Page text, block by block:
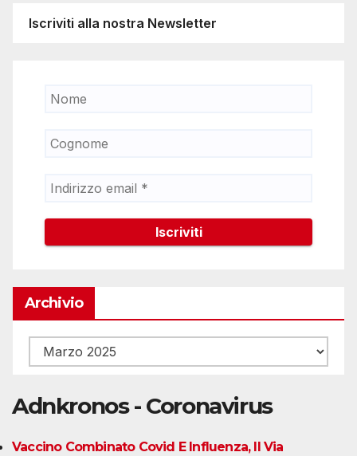
Iscriviti alla nostra Newsletter
Archivio
Archivio
Adnkronos - Coronavirus
Vaccino Combinato Covid E Influenza, Il Via